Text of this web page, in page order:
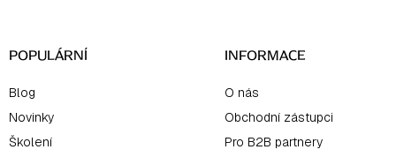
POPULÁRNÍ
Blog
Novinky
Školení
INFORMACE
O nás
Obchodní zástupci
Pro B2B partnery